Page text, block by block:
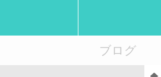
ブログ